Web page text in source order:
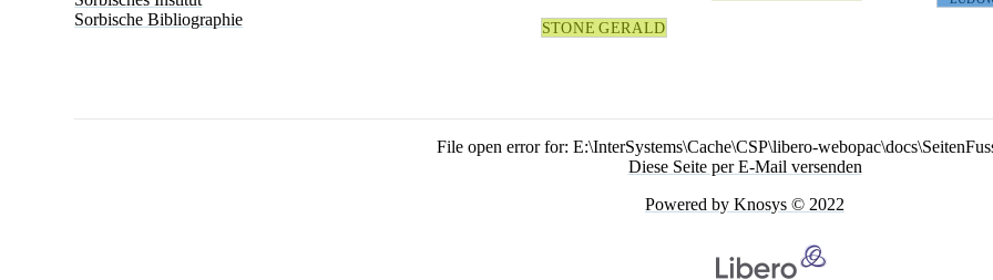
Sorbische Bibliographie
STONE GERALD
File open error for: E:\InterSystems\Cache\CSP\libero-
Diese Seite per E-Mail versenden
Powered by Knosys © 2022